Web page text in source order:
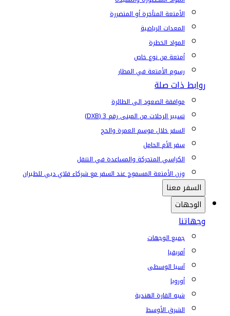
الأمتعة المتأخرة أو المتضررة
المعدات الرياضية
المواد الخطرة
أمتعة من نوع خاص
رسوم الأمتعة في المطار
روابط ذات صلة
موافقة الصعود إلى الطائرة
تسيير الرحلات من المبنى رقم 3 (DXB)
السفر خلال موسم العمرة والحج
سفر الأم الحامل
الكراسي المتحركة والمساعدة في التنقل
وزن الأمتعة المسموح عند السفر مع شركاء فلاي دبي للطيران
السفر معنا
الوجهات
وجهاتنا
جميع الوجهات
أفريقيا
آسيا الوسطى
أوروبا
شبه القارة الهندية
الشرق الأوسط